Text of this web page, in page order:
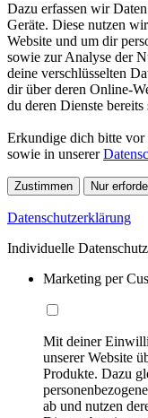
Dazu erfassen wir
Geräte. Diese nutzen
Website und um dir
sowie zur Analyse der
deine verschlüsselten
dir über deren Online-
du deren Dienste bereits
Erkundige dich bitte
sowie in unserer
Zustimmen Nur
Datenschutzerklärung
Individuelle
Marketing per
Mit deiner
unserer Website
Produkte. Dazu
ab und nutzen